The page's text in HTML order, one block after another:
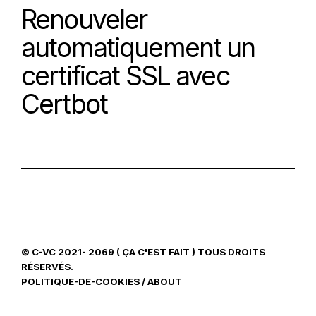
Renouveler
automatiquement un
certificat SSL avec
Certbot
© C-VC 2021- 2069 ( ÇA C'EST FAIT ) TOUS DROITS
RÉSERVÉS.
POLITIQUE-DE-COOKIES/ABOUT